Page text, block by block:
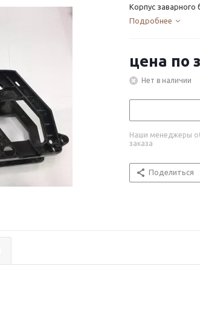
Корпус
Подробнее
цена по
Нет в наличии
Наши менеджеры
заказа
Поделиться